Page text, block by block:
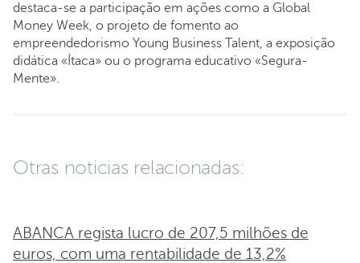
destaca-se a participação em ações como a Global
Money Week, o projeto de fomento ao
empreendedorismo Young Business Talent, a exposição
didática «Ítaca» ou o programa educativo «Segura-
Mente».
Otras noticias relacionadas:
ABANCA regista lucro de 207,5 milhões de
euros, com uma rentabilidade de 13,2%